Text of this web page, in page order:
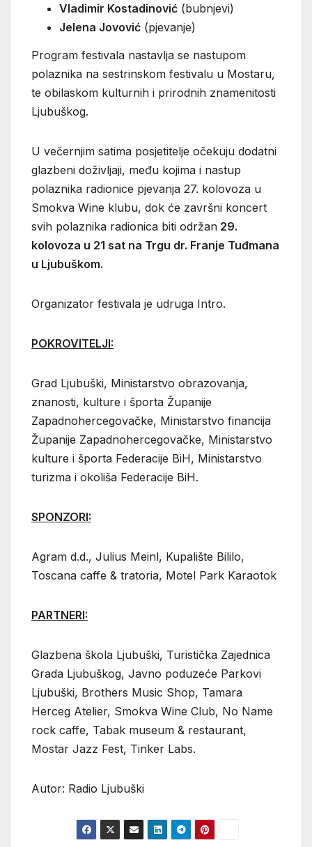
Vladimir Kostadinović (bubnjevi)
Jelena Jovović (pjevanje)
Program festivala nastavlja se nastupom
polaznika na sestrinskom festivalu u Mostaru,
te obilaskom kulturnih i prirodnih znamenitosti
Ljubuškog.
U večernjim satima posjetitelje očekuju dodatni
glazbeni doživljaji, među kojima i nastup
polaznika radionice pjevanja 27. kolovoza u
Smokva Wine klubu, dok će završni koncert
svih polaznika radionica biti održan 29.
kolovoza u 21 sat na Trgu dr. Franje Tuđmana
u Ljubuškom.
Organizator festivala je udruga Intro.
POKROVITELJI:
Grad Ljubuški, Ministarstvo obrazovanja,
znanosti, kulture i športa Županije
Zapadnohercegovačke, Ministarstvo financija
Županije Zapadnohercegovačke, Ministarstvo
kulture i športa Federacije BiH, Ministarstvo
turizma i okoliša Federacije BiH.
SPONZORI:
Agram d.d., Julius Meinl, Kupalište Bililo,
Toscana caffe & tratoria, Motel Park Karaotok
PARTNERI:
Glazbena škola Ljubuški, Turistička Zajednica
Grada Ljubuškog, Javno poduzeće Parkovi
Ljubuški, Brothers Music Shop, Tamara
Herceg Atelier, Smokva Wine Club, No Name
rock caffe, Tabak museum & restaurant,
Mostar Jazz Fest, Tinker Labs.
Autor: Radio Ljubuški